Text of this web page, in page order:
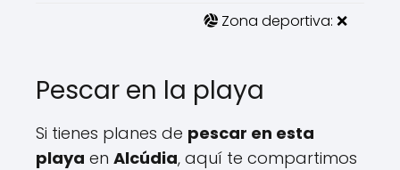
Zona deportiva: ❌
Pescar en la playa
Si tienes planes de pescar en esta
playa en Alcúdia, aquí te compartimos